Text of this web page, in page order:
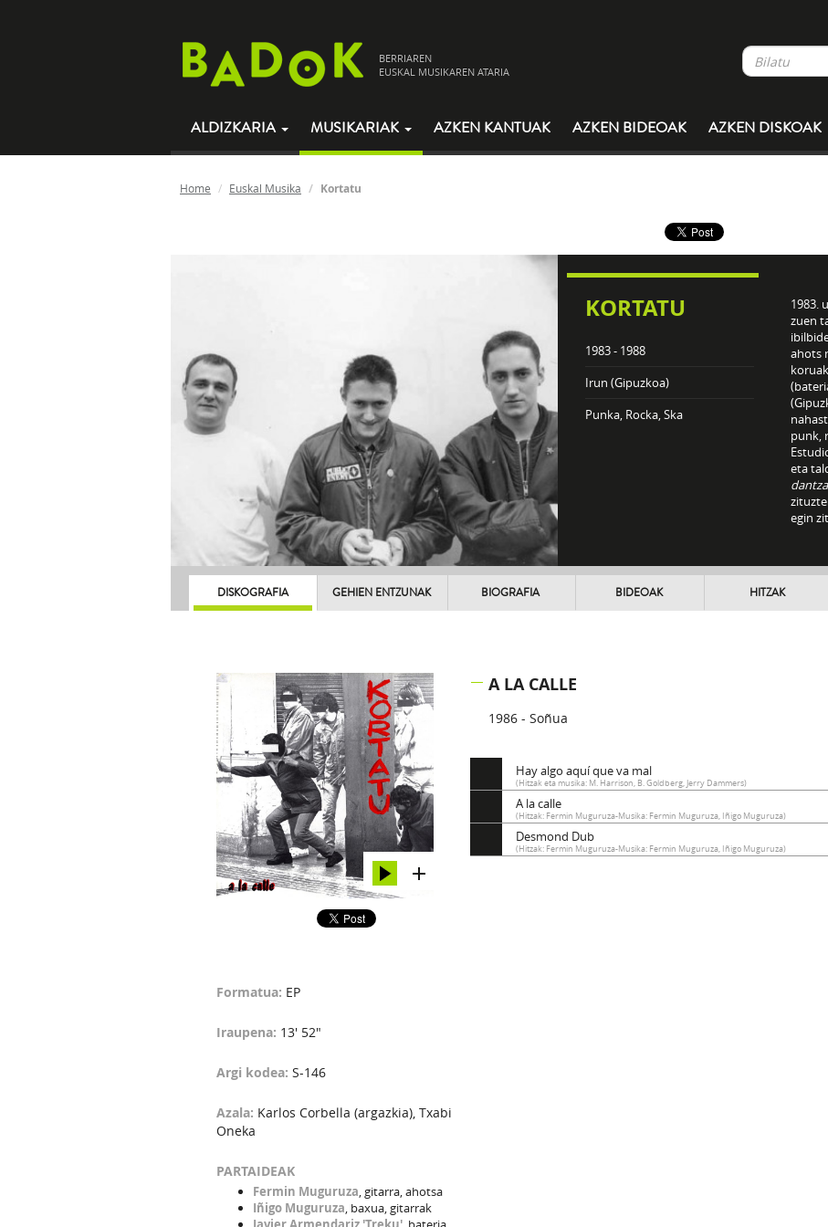
BERRIAREN
EUSKAL MUSIKAREN ATARIA
ALDIZKARIA MUSIKARIAK AZKEN KANTUAK AZKEN BIDEOAK AZKEN DISKOAK
Home Euskal Musika Kortatu
KORTATU
1983 - 1988
Irun (Gipuzkoa)
Punka, Rocka, Ska
1983.
zuen
ahots
punk,
eta
dantza
egin
DISKOGRAFIA GEHIEN ENTZUNAK BIOGRAFIA BIDEOAK HITZAK
Formatua: EP
Iraupena: 13' 52"
Argi kodea: S-146
Azala: Karlos Corbella (argazkia), Txabi
Oneka
PARTAIDEAK
Fermin Muguruza, gitarra, ahotsa
Iñigo Muguruza, baxua, gitarrak
A LA CALLE
1986 - Soñua
Hay algo aquí que va mal
(Hitzak eta musika: M. Harrison, B. Goldberg, Jerry Dammers)
A la calle
(Hitzak: Fermin Muguruza-Musika: Fermin Muguruza, Iñigo Muguruza)
Desmond Dub
(Hitzak: Fermin Muguruza-Musika: Fermin Muguruza, Iñigo Muguruza)